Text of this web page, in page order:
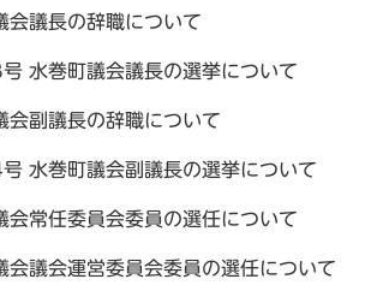
会議長の辞職について
水巻町議会議長の選挙について
会副議長の辞職について
水巻町議会副議長の選挙について
会常任委員会委員の選任について
会議会運営委員会委員の選任について